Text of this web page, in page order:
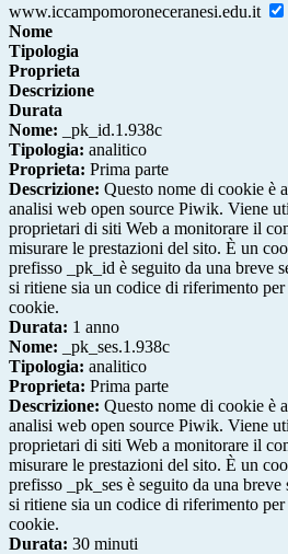
www.iccampomoroneceranesi.edu.it
Nome
Tipologia
Proprieta
Descrizione
Durata
Nome: _pk_id.1.938c
Tipologia: analitico
Proprieta: Prima parte
Descrizione: Questo nome di cookie è
analisi web open source Piwik. Viene
proprietari di siti Web a monitorare il
misurare le prestazioni del sito. È un
prefisso _pk_id è seguito da una breve
si ritiene sia un codice di riferimento
cookie.
Durata: 1 anno
Nome: _pk_ses.1.938c
Tipologia: analitico
Proprieta: Prima parte
Descrizione: Questo nome di cookie è
analisi web open source Piwik. Viene
proprietari di siti Web a monitorare il
misurare le prestazioni del sito. È un
prefisso _pk_ses è seguito da una
si ritiene sia un codice di riferimento
cookie.
Durata: 30 minuti